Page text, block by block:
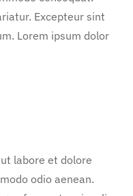
Excepteur sint
Lorem ipsum dolor
labore et dolore
odio aenean.